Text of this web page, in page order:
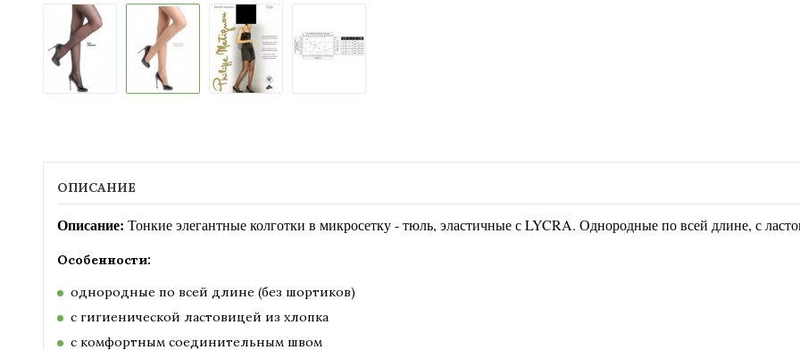
ОПИСАНИЕ
Описание: Тонкие элегантные колготки в микросетку - тюль, эластичные с LYCRA. Однородные по всей длине, с
Особенности:
однородные по всей длине (без шортиков)
с гигиенической ластовицей из хлопка
с комфортным соединительным швом